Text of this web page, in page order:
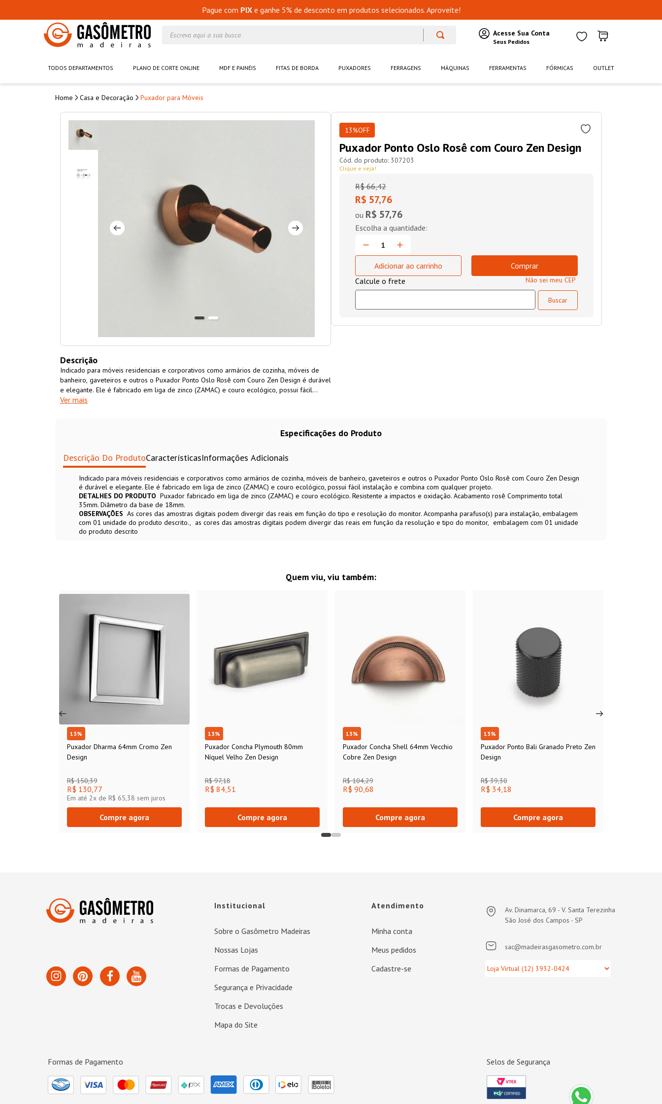
Pague com PIXe ganhe 5% de desconto em produtos selecionados. Aproveite!
TODOS DEPARTAMENTOS PLANO DE CORTE ONLINE MDF E PAINÉIS FITAS DE BORDA PUXADORES FERRAGENS MÁQUINAS FERRAMENTAS FÓRMICAS OUTLET
Casa e Decoração Puxador para Móveis
Descrição
Indicado para móveis residenciais e corporativos como armários de cozinha, móveis de
banheiro, gaveteiros e outros o Puxador Ponto Oslo Rosê com Couro Zen Design é durável
e elegante. Ele é fabricado em liga de zinco (ZAMAC) e couro ecológico, possui fácil
instalação e combina com qualquer projeto.
Ver mais
13%OFF
Puxador Ponto Oslo Rosê com Couro Zen Design
307203
Clique e veja!
R$ 66,42
R$ 57,76
ou R$ 57,76
Adicionar ao carrinho Comprar
Não sei meu CEP
Especificações do Produto
Descrição Do ProdutoCaracterísticasInformações Adicionais
Indicado para móveis residenciais e corporativos como armários de cozinha, móveis de banheiro, gaveteiros e outros o Puxador Ponto Oslo Rosê com Couro Zen Design
é durável e elegante. Ele é fabricado em liga de zinco (ZAMAC) e couro ecológico, possui fácil instalação e combina com qualquer projeto.
DETALHES DO PRODUTO Puxador fabricado em liga de zinco (ZAMAC) e couro ecológico. Resistente a impactos e oxidação. Acabamento rosê Comprimento total
35mm. Diâmetro da base de 18mm.
OBSERVAÇÕES As cores das amostras digitais podem divergir das reais em função do tipo e resolução do monitor. Acompanha parafuso(s) para instalação, embalagem
com 01 unidade do produto descrito.
as cores das amostras digitais podem divergir das reais em função da resolução e tipo do monitor
embalagem com 01 unidade
do produto descrito
Quem viu, viu também:
13%
Puxador Dharma 64mm Cromo Zen
Design
R$ 150,39
R$ 130,77
Em até 2x de R$ 65,38 sem juros
Compre agora
13%
Puxador Concha Plymouth 80mm
Níquel Velho Zen Design
R$ 97,18
R$ 84,51
Compre agora
13%
Puxador Concha Shell 64mm Vecchio
Cobre Zen Design
R$ 104,29
R$ 90,68
Compre agora
13%
Puxador Ponto Bali Granado Preto Zen
Design
R$ 39,30
R$ 34,18
Compre agora
Institucional
Sobre o Gasômetro Madeiras
Nossas Lojas
Formas de Pagamento
Segurança e Privacidade
Trocas e Devoluções
Mapa do Site
Atendimento
Minha conta
Meus pedidos
Cadastre-se
Av. Dinamarca, 69 - V. Santa Terezinha
São José dos Campos - SP
sac@madeirasgasometro.com.br
Formas de Pagamento Selos de Segurança